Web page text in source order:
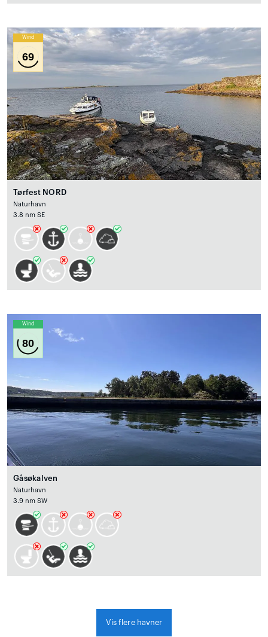
Wind
69
Tørfest NORD
Naturhavn
3.8 nm SE
Wind
80
Gåsøkalven
Naturhavn
3.9 nm SW
Vis flere havner